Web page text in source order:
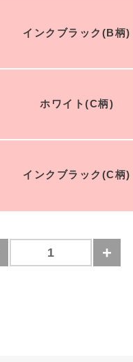
インクブラック(B柄)
ホワイト(C柄)
インクブラック(C柄)